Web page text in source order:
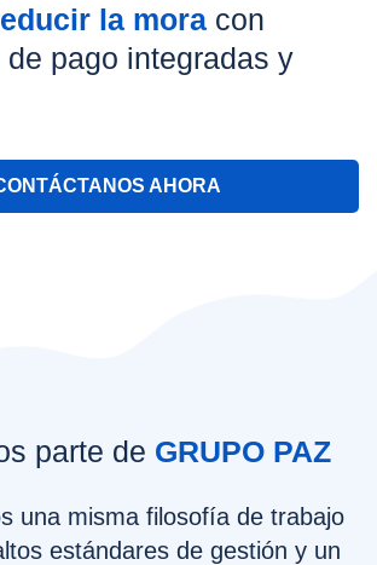
la mora con
pago integradas y
AHORA
parte de GRUPO PAZ
una misma filosofía de trabajo
estándares de gestión y un